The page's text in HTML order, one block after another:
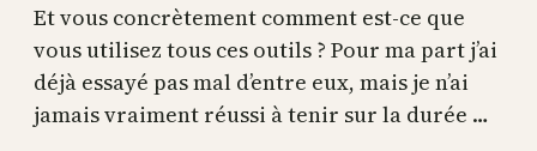
Et vous concrètement comment est-ce que
vous utilisez tous ces outils ? Pour ma part j’ai
déjà essayé pas mal d’entre eux, mais je n’ai
jamais vraiment réussi à tenir sur la durée …